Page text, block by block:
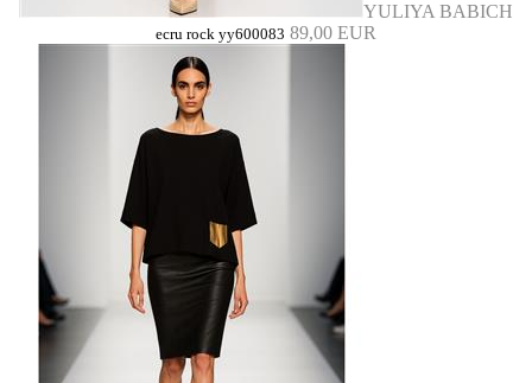
YULIYA BABICH
ecru rock yy600083 89,00 EUR